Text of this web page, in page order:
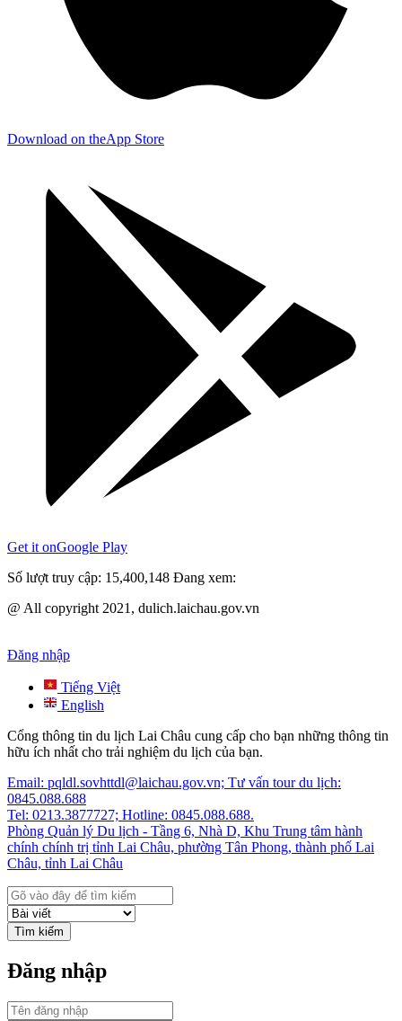
Download on theApp Store
Get it onGoogle Play
Số lượt truy cập: 15,400,148 Đang xem:
@ All copyright 2021, dulich.laichau.gov.vn
Đăng nhập
Tiếng Việt
English
Cổng thông tin du lịch Lai Châu cung cấp cho bạn những thông tin
hữu ích nhất cho trải nghiệm du lịch của bạn.
Email: pqldl.sovhttdl@laichau.gov.vn; Tư vấn tour du lịch:
0845.088.688
Tel: 0213.3877727; Hotline: 0845.088.688.
Phòng Quản lý Du lịch - Tầng 6, Nhà D, Khu Trung tâm hành
chính chính trị tỉnh Lai Châu, phường Tân Phong, thành phố Lai
Châu, tỉnh Lai Châu
Tìm kiếm
Đăng nhập